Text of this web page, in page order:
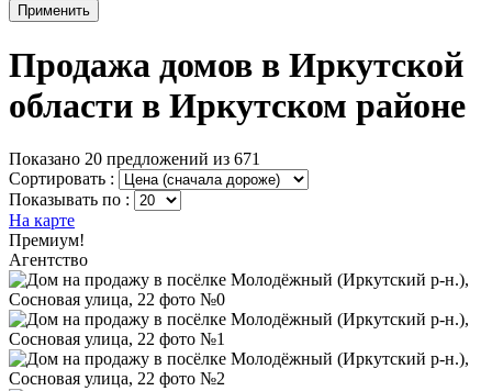
Применить
Продажа домов в Иркутской
области в Иркутском районе
Показано 20 предложений из 671
Сортировать :
Показывать по :
На карте
Премиум!
Агентство